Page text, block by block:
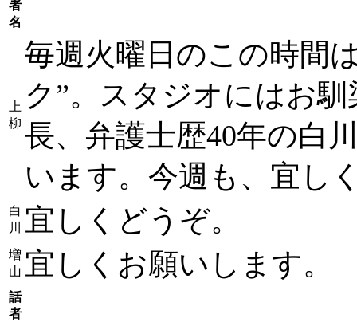
者
名
上
柳
毎週火曜日のこの時間
ク”。スタジオにはお
長、弁護士歴40年の白
います。今週も、宜し
白
川
宜しくどうぞ。
増
山 宜しくお願いします。
話
者